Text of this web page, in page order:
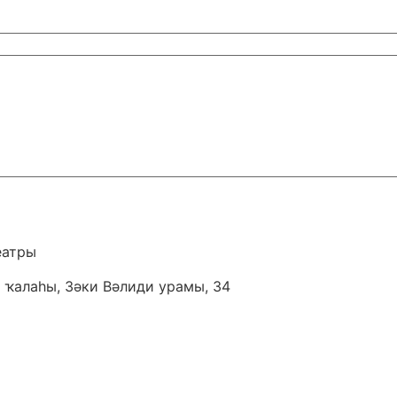
Зәки Вәлиди урамы, 34